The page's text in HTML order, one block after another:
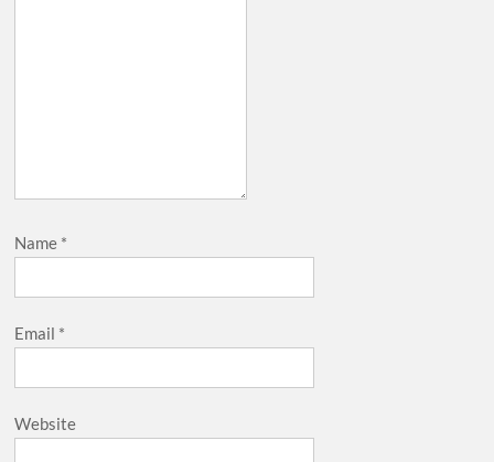
Name *
Email *
Website